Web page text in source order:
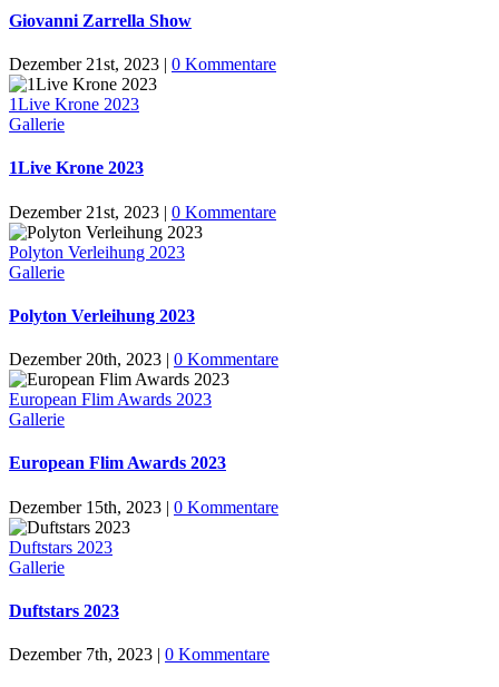
Giovanni Zarrella Show
Dezember 21st, 2023 | 0 Kommentare
1Live Krone 2023
Gallerie
1Live Krone 2023
Dezember 21st, 2023 | 0 Kommentare
Polyton Verleihung 2023
Gallerie
Polyton Verleihung 2023
Dezember 20th, 2023 | 0 Kommentare
European Flim Awards 2023
Gallerie
European Flim Awards 2023
Dezember 15th, 2023 | 0 Kommentare
Duftstars 2023
Gallerie
Duftstars 2023
Dezember 7th, 2023 | 0 Kommentare